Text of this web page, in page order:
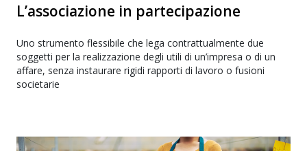
L’associazione in partecipazione
Uno strumento flessibile che lega contrattualmente due
soggetti per la realizzazione degli utili di un’impresa o di un
affare, senza instaurare rigidi rapporti di lavoro o fusioni
societarie